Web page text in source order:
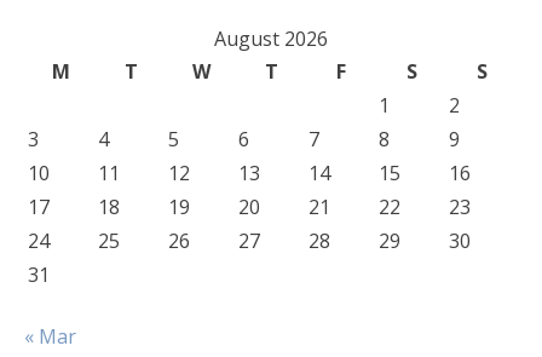
August 2026
M
T W T F S
S
1
2
3
4 5 6 7 8
9
10
11 12 13 14 15
16
17
18 19 20 21 22
23
24
25 26 27 28 29
30
31
« Mar